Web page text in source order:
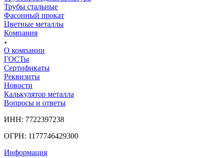
Трубы стальные
Фасонный прокат
Цветные металлы
Компания
О компании
ГОСТы
Сертификаты
Реквизиты
Новости
Калькулятор металла
Вопросы и ответы
ИНН: 7722397238
ОГРН: 1177746429300
Информация